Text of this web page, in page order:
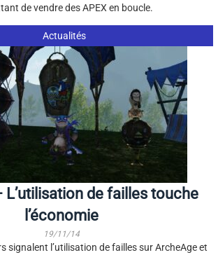
de vendre des APEX en boucle.
Actualités
L’utilisation de failles touche
l’économie
19/11/14
signalent l’utilisation de failles sur ArcheAge et